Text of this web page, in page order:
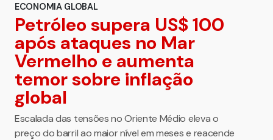
ECONOMIA GLOBAL
Petróleo supera US$ 100
após ataques no Mar
Vermelho e aumenta
temor sobre inflação
global
Escalada das tensões no Oriente Médio eleva o
preço do barril ao maior nível em meses e reacende